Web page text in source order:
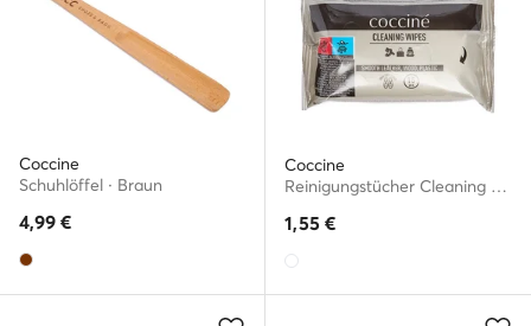
Coccine
Schuhlöffel · Braun
4,99 €
Coccine
Reinigungstücher Cleaning Wipes 55/001/15ABF
1,55 €